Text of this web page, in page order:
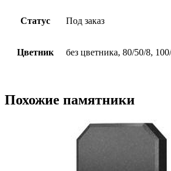
Статус Под заказ
Цветник без цветника, 80/50/8,
Похожие памятники